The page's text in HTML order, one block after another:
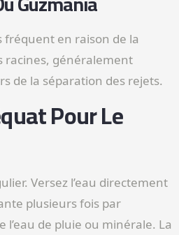
fréquent en raison de la
racines, généralement
de la séparation des rejets.
Pour Le
Versez l’eau directement
plusieurs fois par
l’eau de pluie ou minérale. La